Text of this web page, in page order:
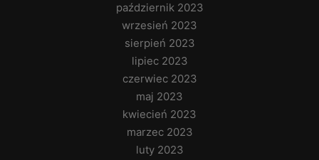
październik 2023
wrzesień 2023
sierpień 2023
lipiec 2023
czerwiec 2023
maj 2023
kwiecień 2023
marzec 2023
luty 2023